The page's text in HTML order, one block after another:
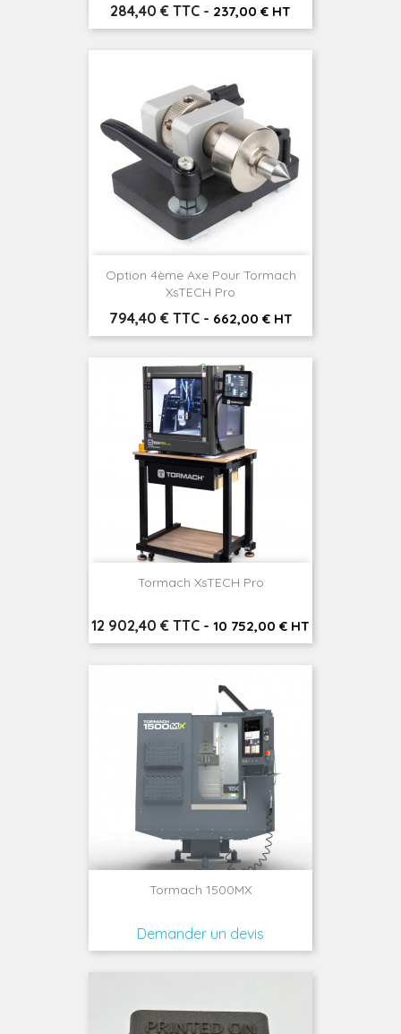
Prix
284,40 € TTC - 237,00 € HT
Option 4ème Axe Pour Tormach
XsTECH Pro
Prix
794,40 € TTC - 662,00 € HT
Tormach XsTECH Pro
Prix
12 902,40 € TTC - 10 752,00 € HT
Tormach 1500MX
Demander un devis